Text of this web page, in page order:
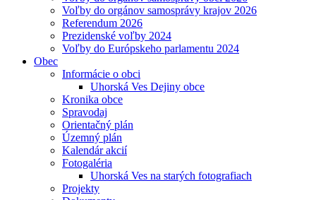
Voľby do orgánov samosprávy krajov 2026
Referendum 2026
Prezidenské voľby 2024
Voľby do Európskeho parlamentu 2024
Obec
Informácie o obci
Uhorská Ves Dejiny obce
Kronika obce
Spravodaj
Orientačný plán
Územný plán
Kalendár akcií
Fotogaléria
Uhorská Ves na starých fotografiach
Projekty